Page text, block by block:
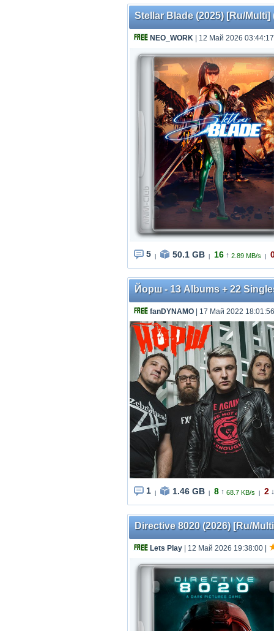
Stellar Blade (2025) [Ru/
NEO_WORK | 12 Май 2026 03:44:17
5 50.1 GB 16 ↑ 2.89 MB/s
Йорш - 13 Albums + 22
fanDYNAMO | 17 Май 2022 18:01:56
1 1.46 GB 8 ↑ 68.7 KB/s 2 ↓
Directive 8020 (2026) [Ru/
Lets Play | 12 Май 2026 19:38:00